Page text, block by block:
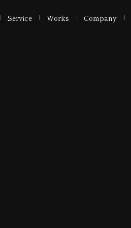
Service Works Company